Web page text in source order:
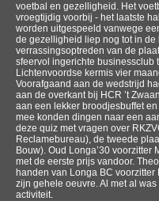
voetbal en gezelligheid. Het
vroegtijdig voorbij - het laatste
worden uitgespeeld vanwege
de gezelligheid liep nog tot in de
verrassingsoptreden van de
sfeervol ingerichte businessclub
Lichtenvoordse kermis vier
Voorafgaand aan de wedstrijd
aan de overkant bij HCR ’t
aan een lekker broodjesbuffet en
mee konden dingen naar een
deze quiz met vragen over
Reclamebureau), de tweede
Bouw). Oud Longa’30
met de eerste prijs vandoor.
handen van Longa BC
zijn gehele oeuvre. Al met al
activiteit.